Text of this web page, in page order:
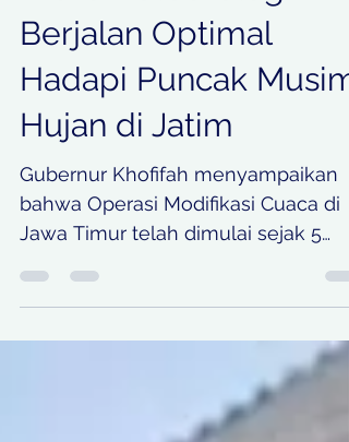
Bencana
Hidrometeorologi
Berjalan Optimal
Hadapi Puncak Musim
Hujan di Jatim
bahwa Operasi Modifikasi Cuaca di
Jawa Timur telah dimulai sejak 5
Desember 2025 dan hingga saat ini
telah dilakukan sebanyak 30 kali
sortie selama 17 hari masa OMC
telah berjalan. OMC merupakan hasil